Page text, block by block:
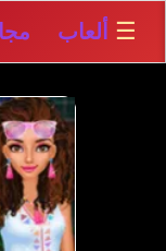
☰ ألعاب